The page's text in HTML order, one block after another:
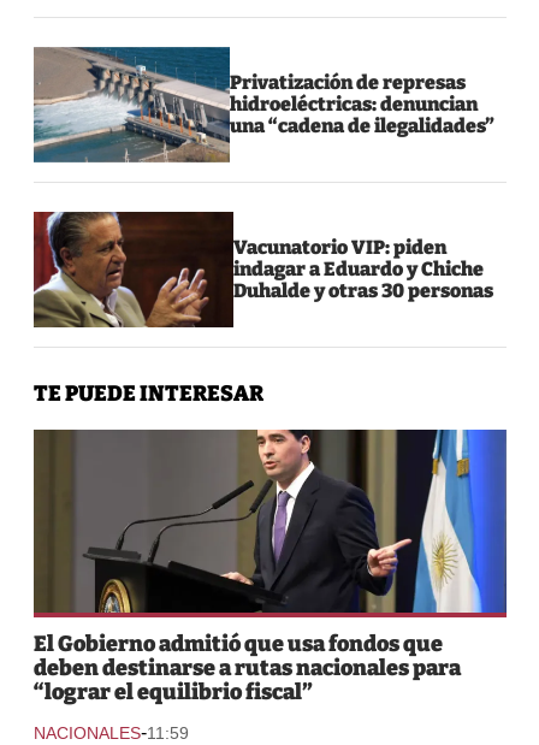
Privatización de represas
hidroeléctricas: denuncian
una “cadena de ilegalidades”
Vacunatorio VIP: piden
indagar a Eduardo y Chiche
Duhalde y otras 30 personas
TE PUEDE INTERESAR
El Gobierno admitió que usa fondos que
deben destinarse a rutas nacionales para
“lograr el equilibrio fiscal”
NACIONALES-11:59